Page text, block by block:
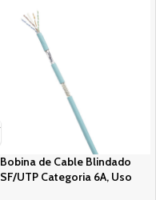
Bobina de Cable Blindado
SF/UTP Categori­a 6A, Uso